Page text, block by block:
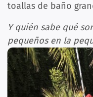
toallas de baño
Y quién sabe qué
pequeños en la